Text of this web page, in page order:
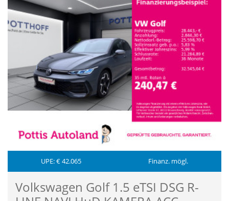
UPE: € 42.065 Finanz. mögl.
Volkswagen Golf 1.5 eTSI DSG R-